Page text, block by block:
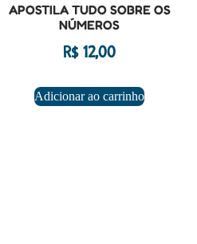
APOSTILA TUDO SOBRE OS
NÚMEROS
R$12,00
Adicionar ao carrinho